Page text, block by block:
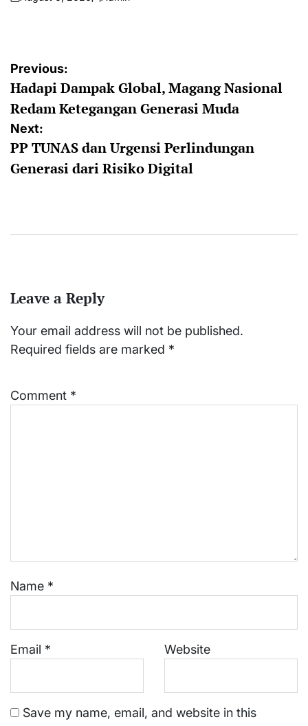
on
Posted
Post
navigation
Previous:
Hadapi Dampak Global, Magang Nasional
Redam Ketegangan Generasi Muda
Next:
PP TUNAS dan Urgensi Perlindungan
Generasi dari Risiko Digital
Leave a Reply
Your email address will not be published.
Required fields are marked *
Comment *
Name *
Email * Website
Save my name, email, and website in this